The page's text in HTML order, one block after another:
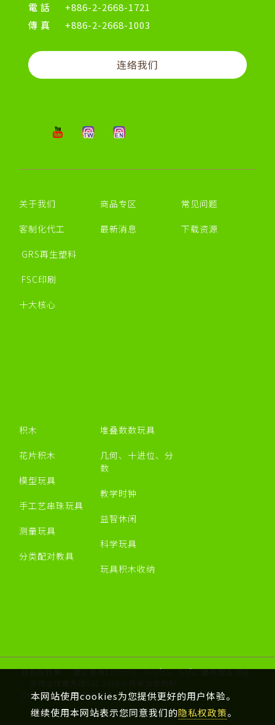
本网站使用cookies为您提供更好的用户体验。
继续使用本网站表示您同意我们的隐私权政策。
電話
+886-2-2668-1721
傳真
+886-2-2668-1003
连络我们
关于我们
客制化代工
GRS再生塑料
FSC印刷
十大核心
商品专区
最新消息
常见问题
下载资源
积木
花片积木
模型玩具
手工艺串珠玩具
测量玩具
分类配对教具
堆叠数数玩具
几何、十进位、分
数
教学时钟
益智休闲
科学玩具
玩具积木收纳
隐私权政策
建议使用Chrome、Firefox、Safari最新版本浏览
采用全球最先进SSL 256bit 传输加密机制
Designed by 米洛网页设计